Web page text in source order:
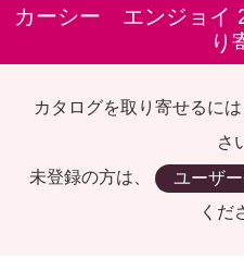
カーシー エンジョイ
り
カタログを取り寄せるには
さ
未登録の方は、
ユーザ
くだ